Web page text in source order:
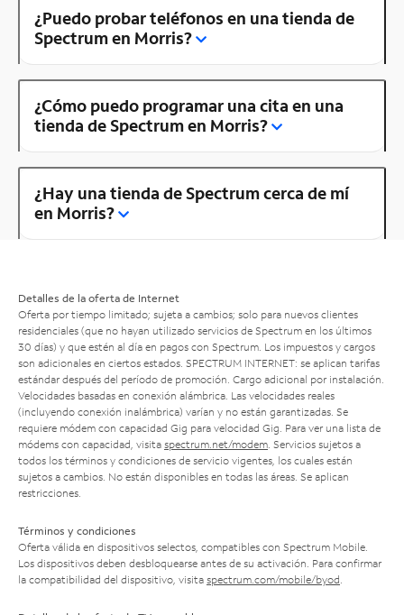
¿Puedo probar teléfonos en una tienda de
Spectrum en Morris?
¿Cómo puedo programar una cita en una
tienda de Spectrum en Morris?
¿Hay una tienda de Spectrum cerca de mí
en Morris?
Detalles de la oferta de Internet
Oferta por tiempo limitado; sujeta a cambios; solo para nuevos clientes
residenciales (que no hayan utilizado servicios de Spectrum en los últimos
30 días) y que estén al día en pagos con Spectrum. Los impuestos y cargos
son adicionales en ciertos estados. SPECTRUM INTERNET: se aplican tarifas
estándar después del período de promoción. Cargo adicional por instalación.
Velocidades basadas en conexión alámbrica. Las velocidades reales
(incluyendo conexión inalámbrica) varían y no están garantizadas. Se
requiere módem con capacidad Gig para velocidad Gig. Para ver una lista de
módems con capacidad, visita spectrum.net/modem . Servicios sujetos a
todos los términos y condiciones de servicio vigentes, los cuales están
sujetos a cambios. No están disponibles en todas las áreas. Se aplican
restricciones.
Términos y condiciones
Oferta válida en dispositivos selectos, compatibles con Spectrum Mobile.
Los dispositivos deben desbloquearse antes de su activación. Para confirmar
la compatibilidad del dispositivo, visita spectrum.com/mobile/byod